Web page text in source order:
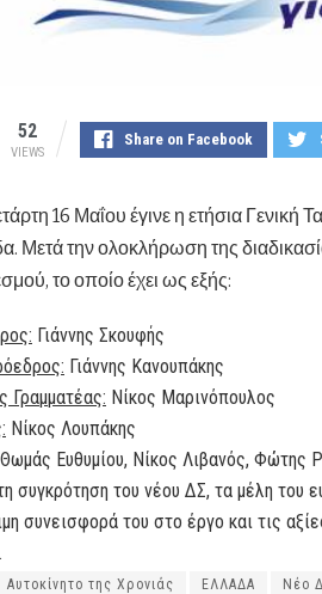
52
VIEWS
Share on Facebook
16 Μαΐου έγινε η ετήσια Γενική
Μετά την ολοκλήρωση της
το οποίο έχει ως εξής:
Γιάννης Σκουφής
Γιάννης Κανουπάκης
Γραμματέας: Νίκος Μαρινόπουλος
Νίκος Λουπάκης
Θωμάς Ευθυμίου, Νίκος Λιβανός, Φώτης
συγκρότηση του νέου ΔΣ, τα μέλη του
συνεισφορά του στο έργο και τις
Αυτοκίνητο της Χρονιάς ΕΛΛΑΔΑ Νέο